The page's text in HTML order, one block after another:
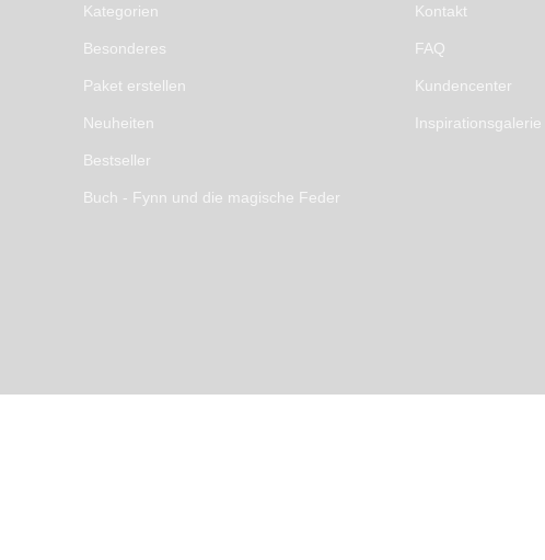
Kategorien
Besonderes
Paket erstellen
Neuheiten
Bestseller
Buch - Fynn und die magische Feder
Kontakt
FAQ
Kundencenter
Inspirationsgalerie